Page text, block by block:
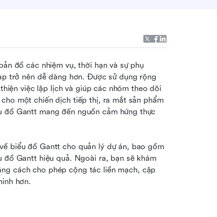
đồ các nhiệm vụ, thời hạn và sự phụ
trở nên dễ dàng hơn. Được sử dụng rộng
việc lập lịch và giúp các nhóm theo dõi
một chiến dịch tiếp thị, ra mắt sản phẩm
Gantt mang đến nguồn cảm hứng thực
biểu đồ Gantt cho quản lý dự án, bao gồm
Gantt hiệu quả. Ngoài ra, bạn sẽ khám
cách cho phép cộng tác liền mạch, cập